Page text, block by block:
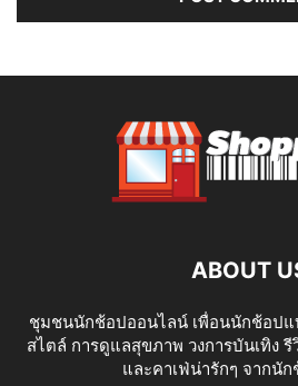
ABOUT
ชุมชนนักช้อปออนไลน์ เพื่อนนักช้อปแ
สไตล์ การดูแลสุขภาพ วงการบันเทิง รี
และคาเฟ่น่ารักๆ จากนัก